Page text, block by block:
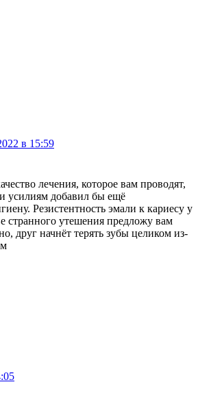
в 15:59
лечения, которое вам проводят,
усилиям добавил бы ещё
Резистентность эмали к кариесу у
странного утешения предложу вам
друг начнёт терять зубы целиком из-